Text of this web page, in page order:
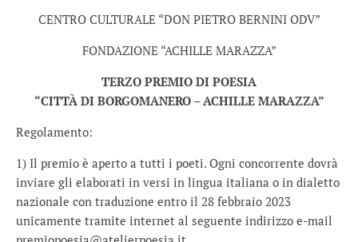
CENTRO CULTURALE “DON PIETRO BERNINI ODV”
FONDAZIONE “ACHILLE MARAZZA”
TERZO PREMIO DI POESIA
“CITTÀ DI BORGOMANERO – ACHILLE MARAZZA”
Regolamento:
1) Il premio è aperto a tutti i poeti. Ogni concorrente dovrà
inviare gli elaborati in versi in lingua italiana o in dialetto
nazionale con traduzione entro il 28 febbraio 2023
unicamente tramite internet al seguente indirizzo e-mail